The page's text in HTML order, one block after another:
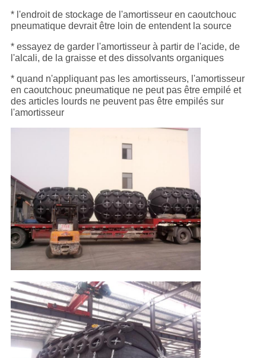
* l'endroit de stockage de l'amortisseur en caoutchouc
pneumatique devrait être loin de entendent la source
* essayez de garder l'amortisseur à partir de l'acide, de
l'alcali, de la graisse et des dissolvants organiques
* quand n'appliquant pas les amortisseurs, l'amortisseur
en caoutchouc pneumatique ne peut pas être empilé et
des articles lourds ne peuvent pas être empilés sur
l'amortisseur